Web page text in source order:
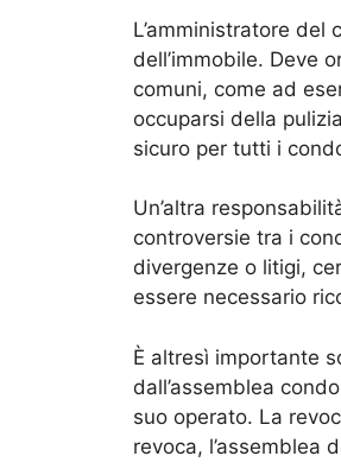
L’amministratore
dell’immobile. Deve
comuni, come ad
occuparsi della
sicuro per tutti i
Un’altra
controversie tra i
divergenze o litigi,
essere necessario
È altresì importante
dall’assemblea
suo operato. La
revoca, l’assemblea